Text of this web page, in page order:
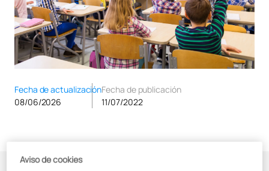
Fecha de actualización
08/06/2026
Fecha de publicación
11/07/2022
Índice de contenidos
Aviso de cookies